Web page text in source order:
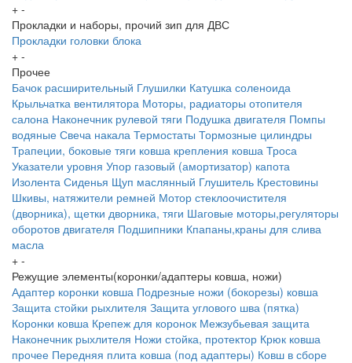
+ -
Прокладки и наборы, прочий зип для ДВС
Прокладки головки блока
+ -
Прочее
Бачок расширительный Глушилки Катушка соленоида
Крыльчатка вентилятора Моторы, радиаторы отопителя
салона Наконечник рулевой тяги Подушка двигателя Помпы
водяные Свеча накала Термостаты Тормозные цилиндры
Трапеции, боковые тяги ковша крепления ковша Троса
Указатели уровня Упор газовый (амортизатор) капота
Изолента Сиденья Щуп маслянный Глушитель Крестовины
Шкивы, натяжители ремней Мотор стеклоочистителя
(дворника), щетки дворника, тяги Шаговые моторы,регуляторы
оборотов двигателя Подшипники Кпапаны,краны для слива
масла
+ -
Режущие элементы(коронки/адаптеры ковша, ножи)
Адаптер коронки ковша Подрезные ножи (бокорезы) ковша
Защита стойки рыхлителя Защита углового шва (пятка)
Коронки ковша Крепеж для коронок Межзубьевая защита
Наконечник рыхлителя Ножи стойка, протектор Крюк ковша
прочее Передняя плита ковша (под адаптеры) Ковш в сборе